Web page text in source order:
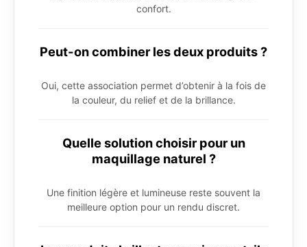
confort.
Peut-on combiner les deux produits ?
Oui, cette association permet d’obtenir à la fois de
la couleur, du relief et de la brillance.
Quelle solution choisir pour un
maquillage naturel ?
Une finition légère et lumineuse reste souvent la
meilleure option pour un rendu discret.